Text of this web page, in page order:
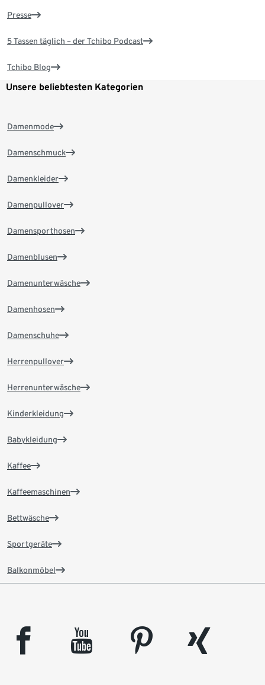
Presse
5 Tassen täglich – der Tchibo Podcast
Tchibo Blog
Unsere beliebtesten Kategorien
Damenmode
Damenschmuck
Damenkleider
Damenpullover
Damensporthosen
Damenblusen
Damenunterwäsche
Damenhosen
Damenschuhe
Herrenpullover
Herrenunterwäsche
Kinderkleidung
Babykleidung
Kaffee
Kaffeemaschinen
Bettwäsche
Sportgeräte
Balkonmöbel
facebook youtube pinterest
xing